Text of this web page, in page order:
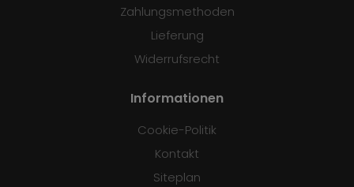
Zahlungsmethoden
Lieferung
Widerrufsrecht
Informationen
Cookie-Politik
Kontakt
Siteplan